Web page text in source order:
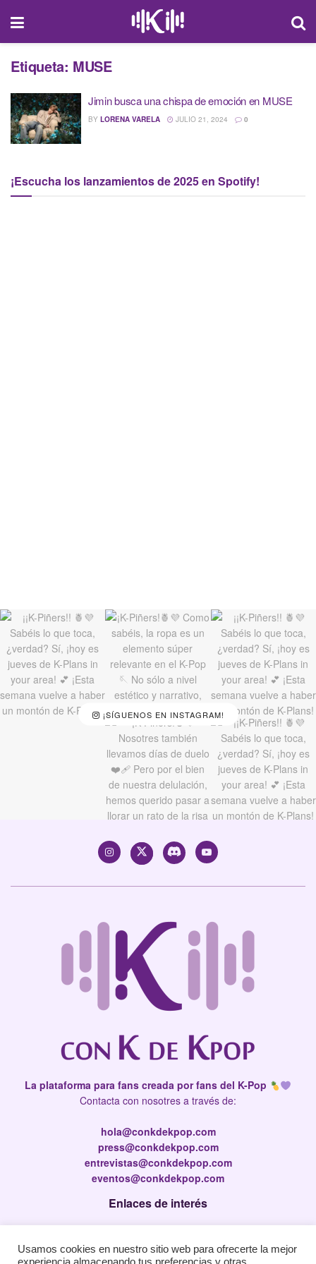
Etiqueta: MUSE
Jimin busca una chispa de emoción en MUSE
BY LORENA VARELA JULIO 21, 2024 0
¡Escucha los lanzamientos de 2025 en Spotify!
¡SÍGUENOS EN INSTAGRAM!
La plataforma para fans creada por fans del K-Pop
Contacta con nosotres a través de:
hola@conkdekpop.com
press@conkdekpop.com
entrevistas@conkdekpop.com
eventos@conkdekpop.com
Enlaces de interés
Política de privacidad
Usamos cookies en nuestro sitio web para ofrecerte la mejor